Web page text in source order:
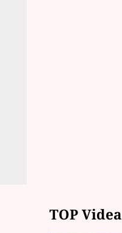
TOP Videa